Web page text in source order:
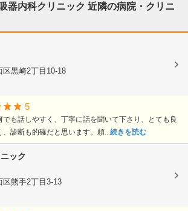
器内科クリニック 近隣の病院・クリニ
区黒崎2丁目10-18
5
も話しやすく、丁寧に話を聞いて下さり、とても良
、診断も的確だと思います。頼...続きを読む
ック
区熊手2丁目3-13